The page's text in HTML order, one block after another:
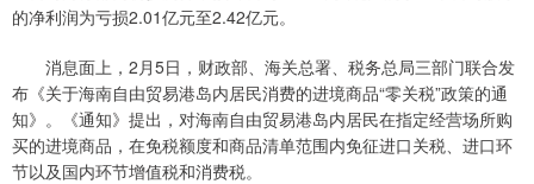
的净利润为亏损2.01亿元至2.42亿元。
消息面上，2月5日，财政部、海关总署、税务总局三部门联合发
布《关于海南自由贸易港岛内居民消费的进境商品“零关税”政策的通
知》。《通知》提出，对海南自由贸易港岛内居民在指定经营场所购
买的进境商品，在免税额度和商品清单范围内免征进口关税、进口环
节以及国内环节增值税和消费税。